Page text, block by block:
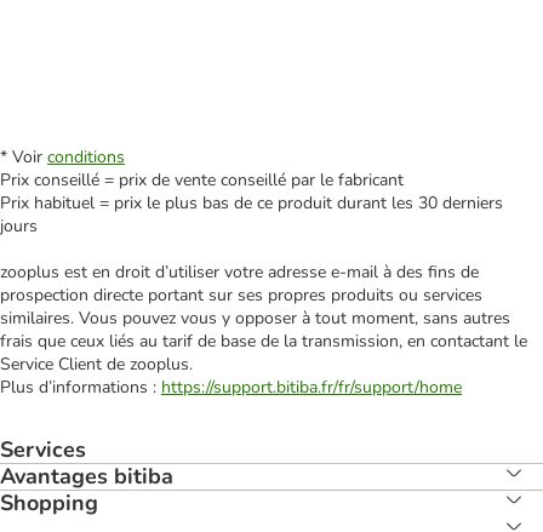
* Voir conditions
Prix conseillé = prix de vente conseillé par le fabricant
Prix habituel = prix le plus bas de ce produit durant les 30 derniers
jours
zooplus est en droit d’utiliser votre adresse e‑mail à des fins de
prospection directe portant sur ses propres produits ou services
similaires. Vous pouvez vous y opposer à tout moment, sans autres
frais que ceux liés au tarif de base de la transmission, en contactant le
Service Client de zooplus.
Plus d’informations : https://support.bitiba.fr/fr/support/home
Services
Avantages bitiba
Shopping